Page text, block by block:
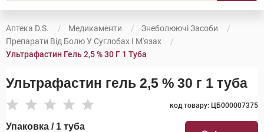
Аптека D.S. Медикаменти
Знеболюючі Засоби
Препарати Від Болю У Суглобах І М'язах
Ультрафастин Гель 2,5 % 30 Г 1 Туба
Ультрафастин гель 2,5 % 30 г 1 туба
код товару: ЦБ000007375
Упаковка / 1 туба